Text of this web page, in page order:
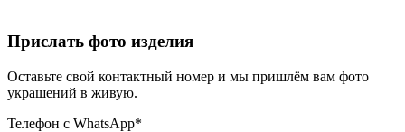
Прислать фото изделия
Оставьте свой контактный номер и мы пришлём вам фото
украшений в живую.
Телефон с WhatsApp*